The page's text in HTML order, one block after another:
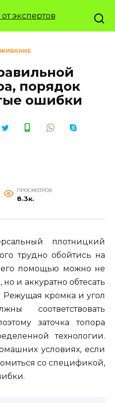
порядок
ошибки
ПРОСМОТРОВ
8.3к.
плотницкий
трудно обойтись на
помощью можно не
и аккуратно обтесать
Режущая кромка и угол
соответствовать
заточка топора
технологии.
условиях, если
со спецификой,